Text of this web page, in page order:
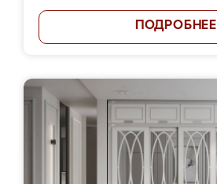
ПОДРОБНЕЕ